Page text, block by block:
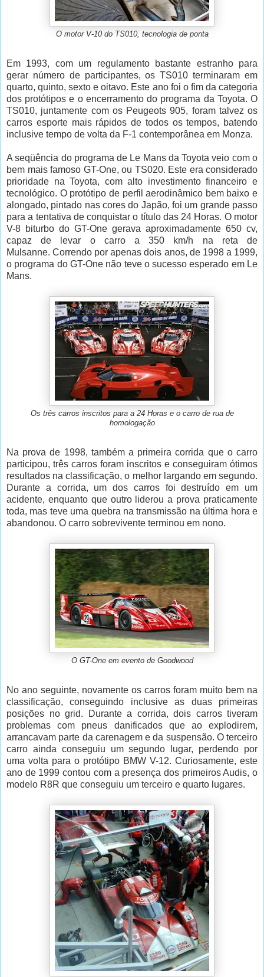
O motor V-10 do TS010, tecnologia de ponta
Em 1993, com um regulamento bastante estranho para
gerar número de participantes, os TS010 terminaram em
quarto, quinto, sexto e oitavo. Este ano foi o fim da categoria
dos protótipos e o encerramento do programa da Toyota. O
TS010, juntamente com os Peugeots 905, foram talvez os
carros esporte mais rápidos de todos os tempos, batendo
inclusive tempo de volta da F-1 contemporânea em Monza.
A seqüência do programa de Le Mans da Toyota veio com o
bem mais famoso GT-One, ou TS020. Este era considerado
prioridade na Toyota, com alto investimento financeiro e
tecnológico. O protótipo de perfil aerodinâmico bem baixo e
alongado, pintado nas cores do Japão, foi um grande passo
para a tentativa de conquistar o título das 24 Horas. O motor
V-8 biturbo do GT-One gerava aproximadamente 650 cv,
capaz de levar o carro a 350 km/h na reta de
Mulsanne. Correndo por apenas dois anos, de 1998 a 1999,
o programa do GT-One não teve o sucesso esperado em Le
Mans.
Os três carros inscritos para a 24 Horas e o carro de rua de
homologação
Na prova de 1998, também a primeira corrida que o carro
participou, três carros foram inscritos e conseguiram ótimos
resultados na classificação, o melhor largando em segundo.
Durante a corrida, um dos carros foi destruído em um
acidente, enquanto que outro liderou a prova praticamente
toda, mas teve uma quebra na transmissão na última hora e
abandonou. O carro sobrevivente terminou em nono.
O GT-One em evento de Goodwood
No ano seguinte, novamente os carros foram muito bem na
classificação, conseguindo inclusive as duas primeiras
posições no grid. Durante a corrida, dois carros tiveram
problemas com pneus danificados que ao explodirem,
arrancavam parte da carenagem e da suspensão. O terceiro
carro ainda conseguiu um segundo lugar, perdendo por
uma volta para o protótipo BMW V-12. Curiosamente, este
ano de 1999 contou com a presença dos primeiros Audis, o
modelo R8R que conseguiu um terceiro e quarto lugares.